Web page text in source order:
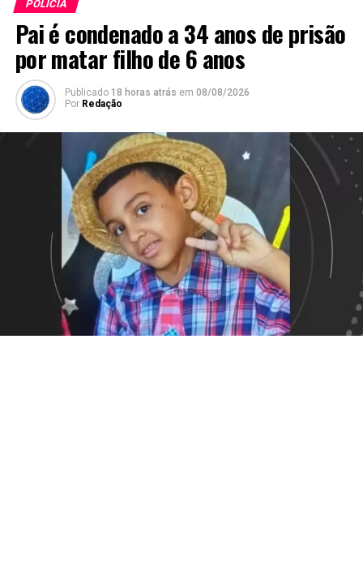
POLÍCIA
Pai é condenado a 34 anos de prisão
por matar filho de 6 anos
Publicado 18 horas atrás em 08/08/2026
Por Redação